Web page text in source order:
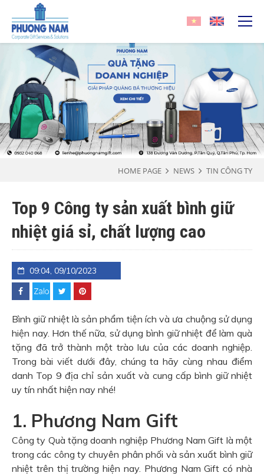
HOME PAGE NEWS TIN CÔNG TY
Top 9 Công ty sản xuất bình giữ
nhiệt giá sỉ, chất lượng cao
09:04, 09/10/2023
Bình giữ nhiệt là sản phẩm tiện ích và ưa chuộng sử dụng
hiện nay. Hơn thế nữa, sử dụng bình giữ nhiệt để làm quà
tặng đã trở thành một trào lưu của các doanh nghiệp.
Trong bài viết dưới đây, chúng ta hãy cùng nhau điểm
danh Top 9 địa chỉ sản xuất và cung cấp bình giữ nhiệt
uy tín nhất hiện nay nhé!
1. Phương Nam Gift
Công ty Quà tặng doanh nghiệp Phương Nam Gift là một
trong các công ty chuyên phân phối và sản xuất bình giữ
nhiệt trên thị trường hiện nay. Phương Nam Gift có nhà